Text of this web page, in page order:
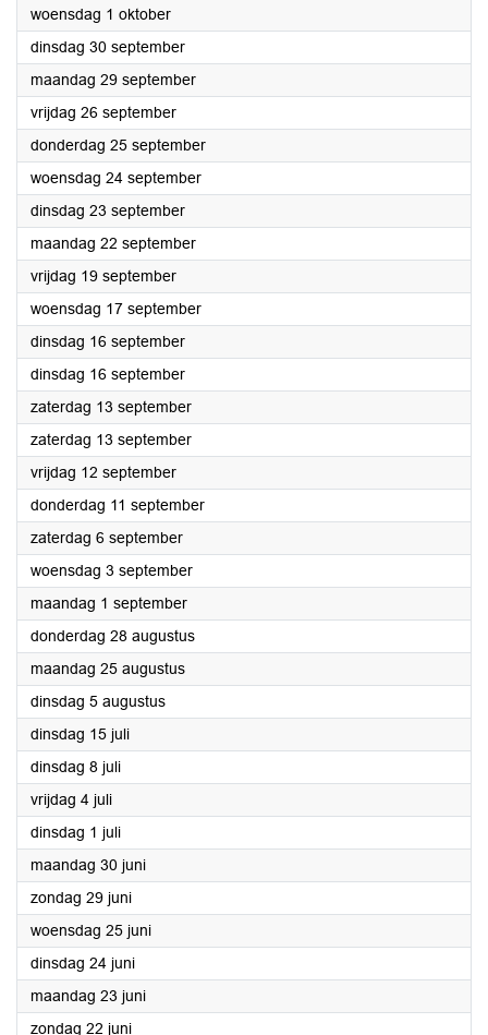
woensdag 1 oktober2025
dinsdag 30 september2025
maandag 29 september2025
vrijdag 26 september2025
donderdag 25 september2025
woensdag 24 september2025
dinsdag 23 september2025
maandag 22 september2025
vrijdag 19 september2025
woensdag 17 september2025
dinsdag 16 september2025
dinsdag 16 september2025
zaterdag 13 september2025
zaterdag 13 september2025
vrijdag 12 september2025
donderdag 11 september2025
zaterdag 6 september2025
woensdag 3 september2025
maandag 1 september2025
donderdag 28 augustus2025
maandag 25 augustus2025
dinsdag 5 augustus2025
dinsdag 15 juli2025
dinsdag 8 juli2025
vrijdag 4 juli2025
dinsdag 1 juli2025
maandag 30 juni2025
zondag 29 juni2025
woensdag 25 juni2025
dinsdag 24 juni2025
maandag 23 juni2025
zondag 22 juni2025